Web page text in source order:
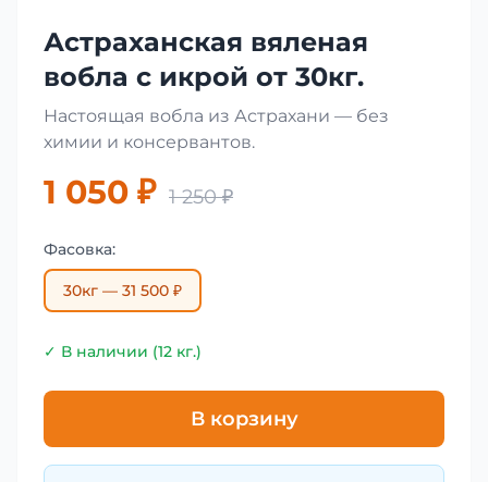
Астраханская вяленая
вобла с икрой от 30кг.
Настоящая вобла из Астрахани — без
химии и консервантов.
1 050 ₽ 1 250 ₽
Фасовка:
30кг — 31 500 ₽
✓ В наличии (12 кг.)
В корзину